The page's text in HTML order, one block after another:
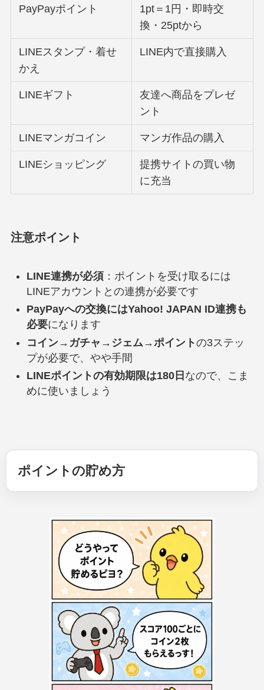
PayPayポイント
1pt＝1円・即時交
換・25ptから
LINEスタンプ・着せ
かえ
LINE内で直接購入
LINEギフト
友達へ商品をプレゼ
ント
LINEマンガコイン マンガ作品の購入
LINEショッピング
提携サイトの買い物
に充当
注意ポイント
LINE連携が必須：ポイントを受け取るには
LINEアカウントとの連携が必要です
PayPayへの交換にはYahoo! JAPAN ID連携も
必要になります
コイン→ガチャ→ジェム→ポイントの3ステッ
プが必要で、やや手間
LINEポイントの有効期限は180日 なので、こま
めに使いましょう
ポイントの貯め方